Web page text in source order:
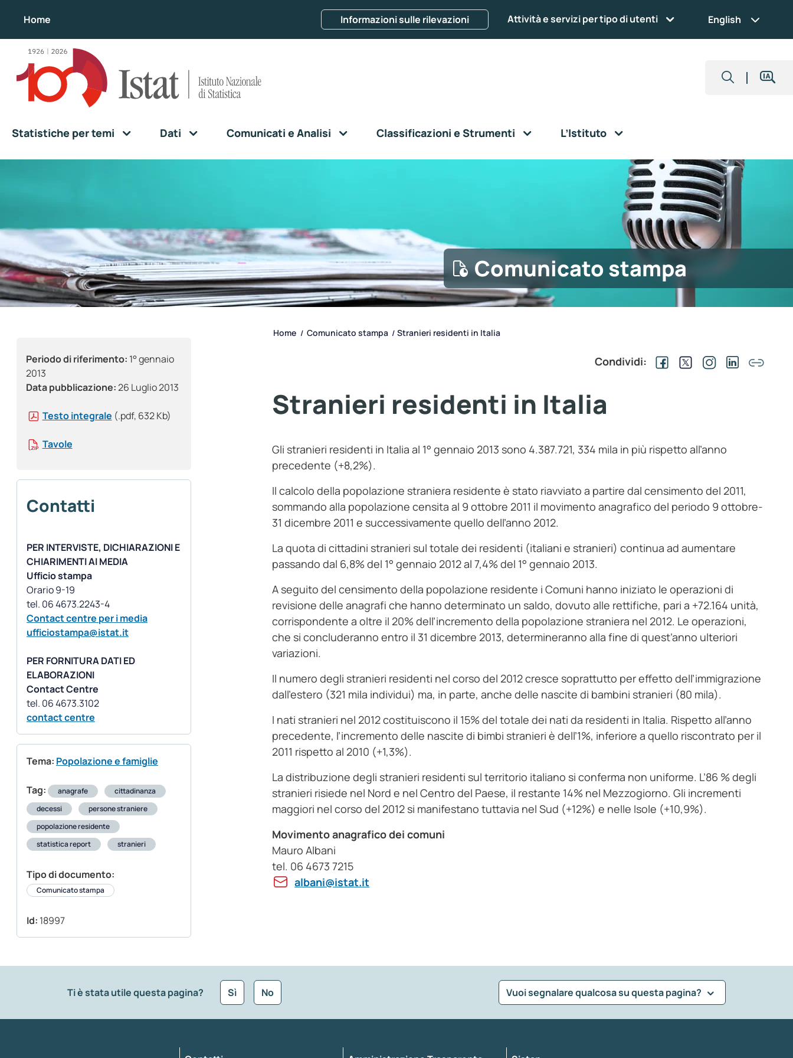
Home Informazioni sulle rilevazioni Attività e servizi per tipo di utenti English
Statistiche per temi Dati Comunicati e Analisi Classificazioni e Strumenti L’Istituto
Comunicato stampa
Periodo di riferimento: 1° gennaio
2013
Data pubblicazione:26 Luglio 2013
Testo integrale (.pdf, 632 Kb)
Tavole
Contatti
PER INTERVISTE, DICHIARAZIONI E
CHIARIMENTI AI MEDIA
Ufficio stampa
Orario 9-19
Contact centre per i media
ufficiostampa@istat.it
PER FORNITURA DATI ED
ELABORAZIONI
Contact Centre
contact centre
Tema: Popolazione e famiglie
Tag: anagrafe
cittadinanza
decessi
persone straniere
popolazione residente
statistica report
stranieri
Tipo di documento:
Comunicato stampa
Id: 18997
Home / Comunicato stampa / Stranieri residenti in Italia
Condividi:
Stranieri residenti in Italia
Gli stranieri residenti in Italia al 1° gennaio 2013 sono 4.387.721, 334 mila in più rispetto all’anno
precedente (+8,2%).
Il calcolo della popolazione straniera residente è stato riavviato a partire dal censimento del 2011,
sommando alla popolazione censita al 9 ottobre 2011 il movimento anagrafico del periodo 9 ottobre-
31 dicembre 2011 e successivamente quello dell’anno 2012.
La quota di cittadini stranieri sul totale dei residenti (italiani e stranieri) continua ad aumentare
passando dal 6,8% del 1° gennaio 2012 al 7,4% del 1° gennaio 2013.
A seguito del censimento della popolazione residente i Comuni hanno iniziato le operazioni di
revisione delle anagrafi che hanno determinato un saldo, dovuto alle rettifiche, pari a +72.164 unità,
corrispondente a oltre il 20% dell’incremento della popolazione straniera nel 2012. Le operazioni,
che si concluderanno entro il 31 dicembre 2013, determineranno alla fine di quest’anno ulteriori
variazioni.
Il numero degli stranieri residenti nel corso del 2012 cresce soprattutto per effetto dell’immigrazione
dall’estero (321 mila individui) ma, in parte, anche delle nascite di bambini stranieri (80 mila).
I nati stranieri nel 2012 costituiscono il 15% del totale dei nati da residenti in Italia. Rispetto all’anno
precedente, l’incremento delle nascite di bimbi stranieri è dell’1%, inferiore a quello riscontrato per il
2011 rispetto al 2010 (+1,3%).
La distribuzione degli stranieri residenti sul territorio italiano si conferma non uniforme. L’86 % degli
stranieri risiede nel Nord e nel Centro del Paese, il restante 14% nel Mezzogiorno. Gli incrementi
maggiori nel corso del 2012 si manifestano tuttavia nel Sud (+12%) e nelle Isole (+10,9%).
Movimento anagrafico dei comuni
Mauro Albani
tel. 06 4673 7215
albani@istat.it
Ti è stata utile questa pagina? Sì No Vuoi segnalare qualcosa su questa pagina?
Seleziona la tipologia della segnalazione